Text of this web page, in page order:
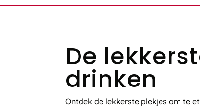
De
drinken
Ontdek de lekkerste plekjes om te